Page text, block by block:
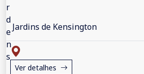
Jardins de Kensington
Ver detalhes